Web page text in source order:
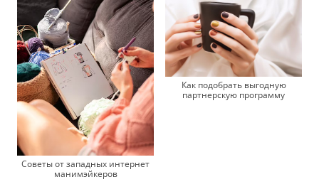
Советы от западных интернет
манимэйкеров
Как подобрать выгодную
партнерскую программу